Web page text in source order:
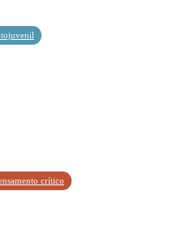
crítico